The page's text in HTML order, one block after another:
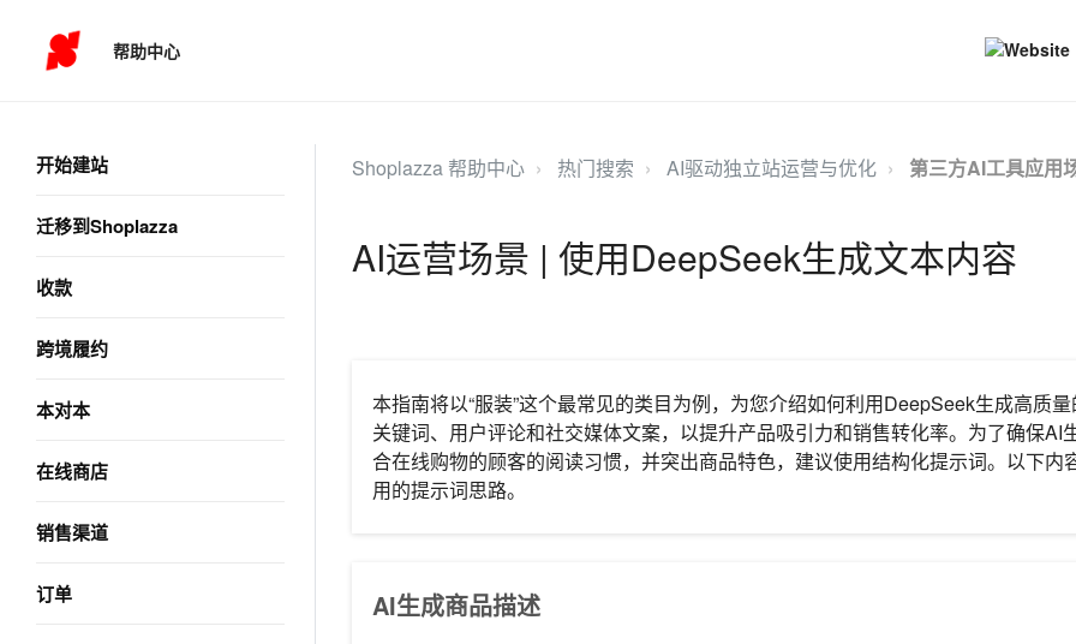
帮助中心
开始建站
迁移到Shoplazza
收款
跨境履约
本对本
在线商店
销售渠道
订单
Shoplazza 帮助中心 热门搜索 AI驱动独立站运营与优化 第三方AI工具应用
AI运营场景 | 使用DeepSeek生成文本内容
本指南将以“服装”这个最常见的类目为例，为您介绍如何利用DeepSeek生成高质
关键词、用户评论和社交媒体文案，以提升产品吸引力和销售转化率。为了确保AI
合在线购物的顾客的阅读习惯，并突出商品特色，建议使用结构化提示词。以下内
用的提示词思路。
AI生成商品描述